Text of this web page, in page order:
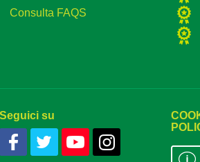
Consulta FAQS
Seguici su